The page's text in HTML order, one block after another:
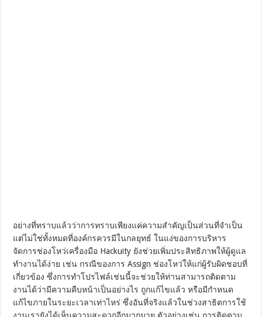
อย่างที่ทราบแล้วว่าการทราบเพียงแค่ความสำคัญเป็นส่วนที่จำเป็น
แต่ไม่ใช่ทั้งหมดที่องค์กรควรมีในกลยุทธ์ ในแง่ของการบริหาร
จัดการช่องโหว่เครื่องมือ Hackuity ยังช่วยเพิ่มประสิทธิภาพให้ผู้ดูแล
ทำงานได้ง่าย เช่น กรณีของการ Assign ช่องโหว่ให้แก่ผู้รับผิดชอบที่
เกี่ยวข้อง ซึ่งการทำโปรไฟล์เช่นนี้จะช่วยให้ท่านสามารถติดตาม
งานได้ว่ามีความคืบหน้าเป็นอย่างไร ถูกแก้ไขแล้ว หรือมีกำหนด
แก้ไขภายในระยะเวลาเท่าไหร่ ซึ่งอันที่จริงแล้วในช่วงสาธิตการใช้
งานเรายังได้เห็นความสะดวกอีกมากมาย ตัวอย่างเช่น การติดตาม